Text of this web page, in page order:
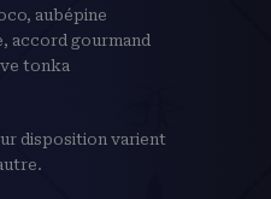
aubépine
accord gourmand
tonka
disposition varient